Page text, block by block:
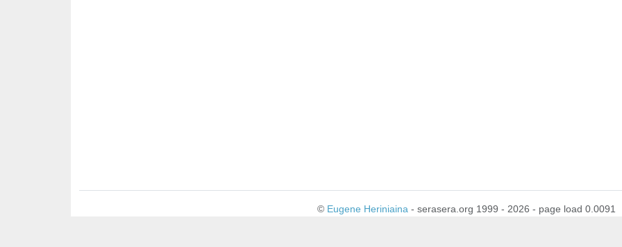
© Eugene Heriniaina - serasera.org 1999 - 2026 - page load 0.0091